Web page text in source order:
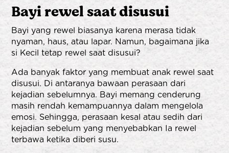
Bayi rewel saat disusui
Bayi yang rewel biasanya karena merasa tidak
nyaman, haus, atau lapar. Namun, bagaimana jika
si Kecil tetap rewel saat disusui?
Ada banyak faktor yang membuat anak rewel saat
disusui. Di antaranya bawaan perasaan dari
kejadian sebelumnya. Bayi memang cenderung
masih rendah kemampuannya dalam mengelola
emosi. Sehingga, perasaan kesal atau sedih dari
kejadian sebelum yang menyebabkan Ia rewel
terbawa ketika diberi susu.